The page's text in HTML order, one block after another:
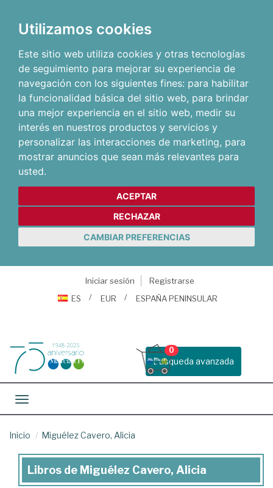
Utilizamos cookies
Este sitio web utiliza cookies y otras tecnologías
de seguimiento para mejorar su experiencia de
navegación con los siguientes fines: para habilitar
la funcionalidad básica del sitio web, para brindar
una mejor experiencia en el sitio web, medir su
interés en nuestros productos y servicios y
personalizar las interacciones de marketing, para
mostrar anuncios que sean más relevantes para
usted.
ACEPTAR
RECHAZAR
CAMBIAR PREFERENCIAS
Iniciar sesión
Registrarse
ES
EUR ESPAÑA PENINSULAR
Busqueda avanzada
0
Toggle navigation
Inicio Miguélez Cavero, Alicia
Libros
Libros de Miguélez Cavero, Alicia